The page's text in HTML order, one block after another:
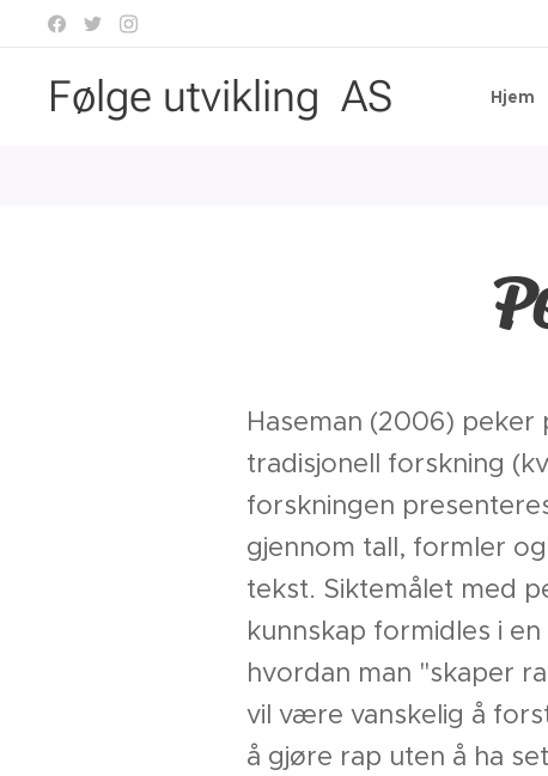
Følge utvikling AS Hjem
Haseman (2006)
tradisjonell forskning
forskningen
gjennom tall, formler
tekst. Siktemålet med
kunnskap formidles i
hvordan man "skaper
vil være vanskelig å
å gjøre rap uten å ha